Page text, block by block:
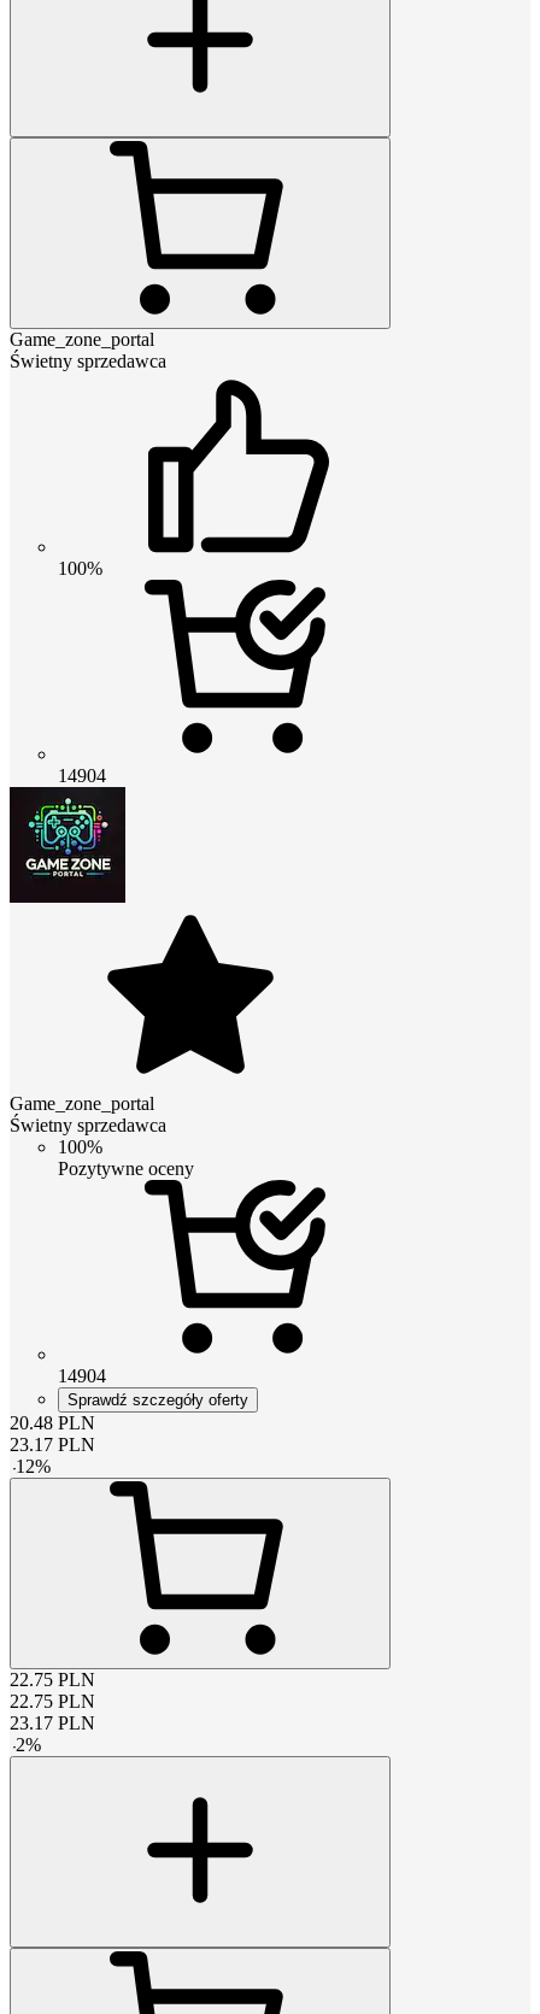
Game_zone_portal
Świetny sprzedawca
100%
14904
Game_zone_portal
Świetny sprzedawca
100%
Pozytywne oceny
14904
Sprawdź szczegóły oferty
20.48 PLN
23.17 PLN
-12%
22.75 PLN
22.75 PLN
23.17 PLN
-2%